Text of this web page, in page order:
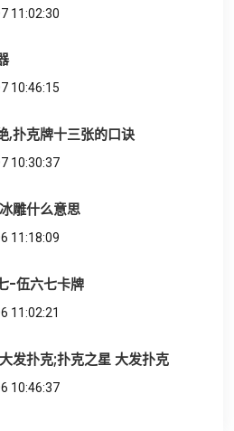
11:02:30
10:46:15
,扑克牌十三张的口诀
10:30:37
雕什么意思
11:18:09
-伍六七卡牌
11:02:21
发扑克;扑克之星 大发扑克
10:46:37